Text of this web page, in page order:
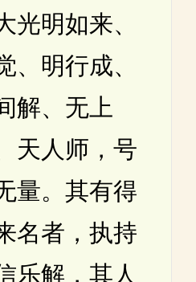
光明如来、
、明行成、
解、无上
天人师，号
量。其有得
名者，执持
乐解，其人